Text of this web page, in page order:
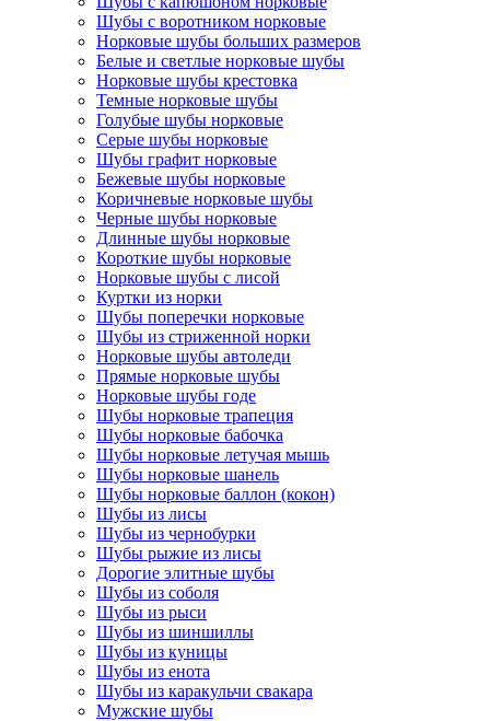
Шубы с воротником норковые
Норковые шубы больших размеров
Белые и светлые норковые шубы
Норковые шубы крестовка
Темные норковые шубы
Голубые шубы норковые
Серые шубы норковые
Шубы графит норковые
Бежевые шубы норковые
Коричневые норковые шубы
Черные шубы норковые
Длинные шубы норковые
Короткие шубы норковые
Норковые шубы с лисой
Куртки из норки
Шубы поперечки норковые
Шубы из стриженной норки
Норковые шубы автоледи
Прямые норковые шубы
Норковые шубы годе
Шубы норковые трапеция
Шубы норковые бабочка
Шубы норковые летучая мышь
Шубы норковые шанель
Шубы норковые баллон (кокон)
Шубы из лисы
Шубы из чернобурки
Шубы рыжие из лисы
Дорогие элитные шубы
Шубы из соболя
Шубы из рыси
Шубы из шиншиллы
Шубы из куницы
Шубы из енота
Шубы из каракульчи свакара
Мужские шубы